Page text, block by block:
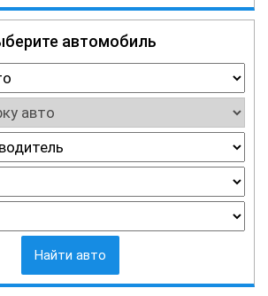
автомобиль
Найти авто